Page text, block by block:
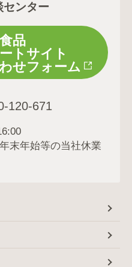
センター
品
トサイト
せフォーム
120-671
末年始等の当社休業